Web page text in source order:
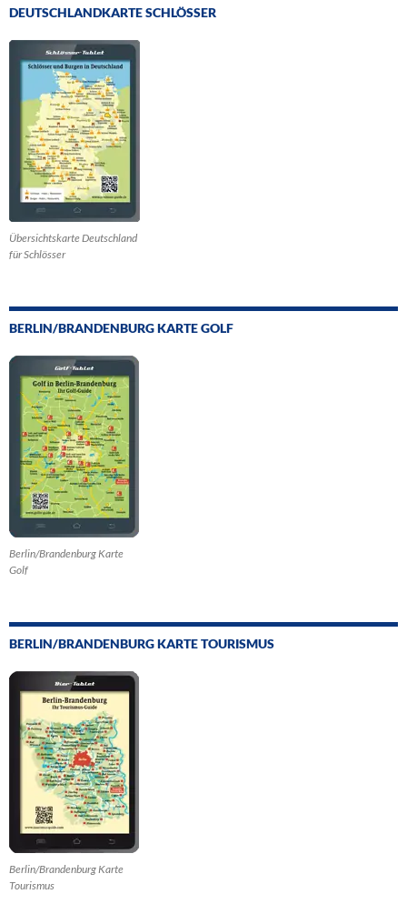
DEUTSCHLANDKARTE SCHLÖSSER
Übersichtskarte Deutschland
für Schlösser
BERLIN/BRANDENBURG KARTE GOLF
Berlin/Brandenburg Karte
Golf
BERLIN/BRANDENBURG KARTE TOURISMUS
Berlin/Brandenburg Karte
Tourismus